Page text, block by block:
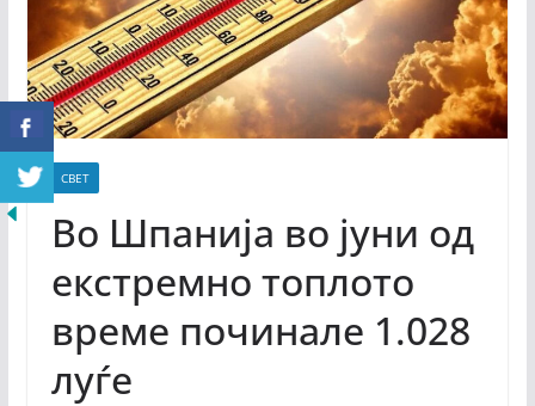
СВЕТ
Во Шпанија во јуни од
екстремно топлото
време починале 1.028
луѓе